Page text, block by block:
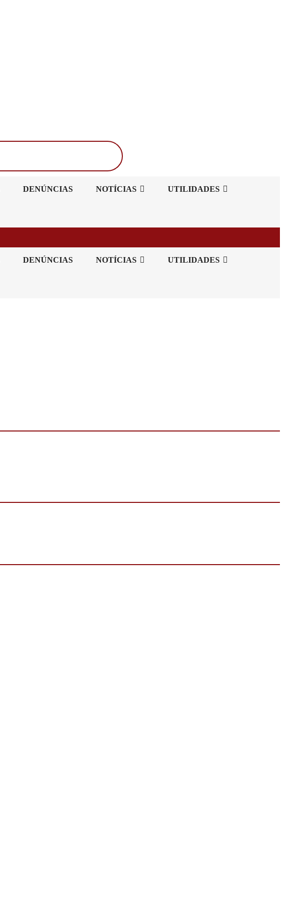
Buscar
DENÚNCIAS NOTÍCIAS UTILIDADES
DENÚNCIAS NOTÍCIAS UTILIDADES